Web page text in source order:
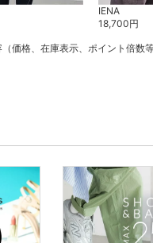
IENA
18,700円
価格、在庫表示、ポイント倍数